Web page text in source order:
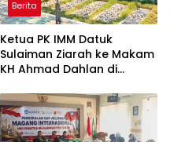
Berita
Ketua PK IMM Datuk
Sulaiman Ziarah ke Makam
KH Ahmad Dahlan di